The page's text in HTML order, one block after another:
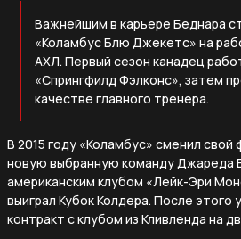
Важнейшим в карьере Беднара
«Коламбус Блю Джекетс» на
АХЛ. Первый сезон канадец
«Спрингфилд Фэлконс», затем
качестве главного тренера.
В 2015 году «Коламбус» сменил свой
новую выбранную команду Джареда
американским клубом «Лейк-Эри
выиграл Кубок Колдера. После этого
контракт с клубом из Кливленда на